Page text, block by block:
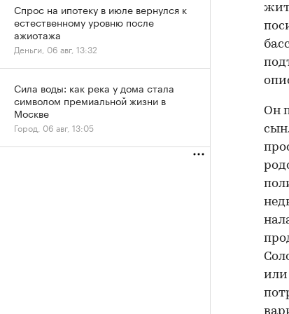
Он
или
Спрос на ипотеку в июле вернулся к
естественному уровню после
ажиотажа
Деньги, 06 авг, 13:32
Сила воды: как река у дома стала
символом премиальной жизни в
Москве
Город, 06 авг, 13:05